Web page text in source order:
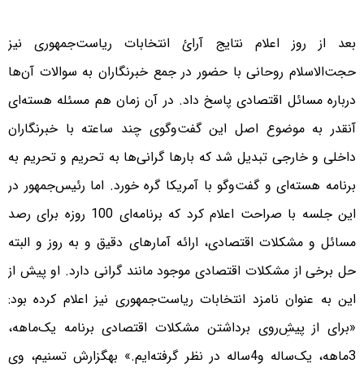
بعد از روز اعلام نتایج آرائ انتخابات ریاست‌جمهوری نیز
حجت‌الاسلام روحانی با حضور در جمع خبرنگاران به سوالات آن‌ها
درباره مسائل اقتصادی پاسخ داد. در آن زمان هم مسئله هسته‌ای
آنقدر به موضوع اصل این گفت‌و‌گوی چند ساعته با خبرنگاران
داخلی و خارجی تبدیل شد که بار‌ها گرانی‌ها به تحریم و تحریم به
برنامه هسته‌ای و گفت‌و‌گو با آمریکا گره خورد. اما رئیس‌جمهور در
این جلسه با صراحت اعلام کرد که برنامه‌ای 100 روزه برای رصد
مسائل و مشکلات اقتصادی، ارائه آمارهای دقیق و به روز و البته
حل برخی از مشکلات اقتصادی موجود مانند گرانی دارد. او پیش از
این به عنوان نامزد انتخابات ریاست‌جمهوری نیز اعلام کرده بود:
«برای از پیشِ‌روی برداشتن مشکلات اقتصادی برنامه یک‌ماهه،
3ماهه، یک‌ساله و4ساله در نظر گرفته‌ایم.» بهگزارش تسنیم، وی